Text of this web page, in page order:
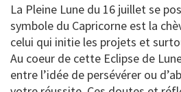
La Pleine Lune du 16 juillet se
symbole du Capricorne est la
celui qui initie les projets et
Au coeur de cette Eclipse de
entre l’idée de persévérer ou